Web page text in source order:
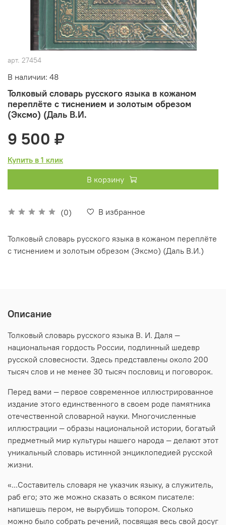
арт. 27454
В наличии: 48
Толковый словарь русского языка в кожаном
переплёте с тиснением и золотым обрезом
(Эксмо) (Даль В.И.
(0) В избранное
9 500 ₽
Купить в 1 клик
В корзину
Толковый словарь русского языка в кожаном переплёте
с тиснением и золотым обрезом (Эксмо) (Даль В.И.)
Описание
Толковый словарь русского языка В. И. Даля —
национальная гордость России, подлинный шедевр
русской словесности. Здесь представлены около 200
тысяч слов и не менее 30 тысяч пословиц и поговорок.
Перед вами — первое современное иллюстрированное
издание этого единственного в своем роде памятника
отечественной словарной науки. Многочисленные
иллюстрации — образы национальной истории, богатый
предметный мир культуры нашего народа — делают этот
уникальный словарь истинной энциклопедией русской
жизни.
«...Составитель словаря не указчик языку, а служитель,
раб его; это же можно сказать о всяком писателе:
напишешь пером, не вырубишь топором. Сколько
можно было собрать речений, посвящая весь свой досуг